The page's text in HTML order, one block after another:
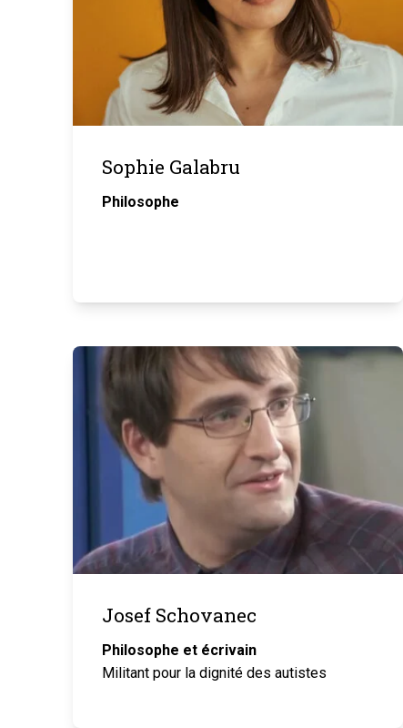
Sophie Galabru
Philosophe
Josef Schovanec
Philosophe et écrivain
Militant pour la dignité des autistes